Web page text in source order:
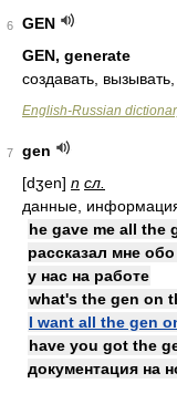
6
GEN
GEN, generate
создавать,
English-Russian
7
gen
[dʒen] n сл.
данные,
he gave me all the
рассказал мне
у нас на работе
what's the gen on
I want all the gen
have you got the
документация на